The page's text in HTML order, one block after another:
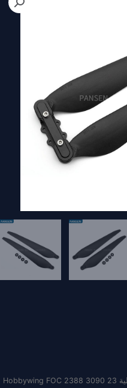
/ المروحة الأصلية Hobbywing FOC 2388 3090 23